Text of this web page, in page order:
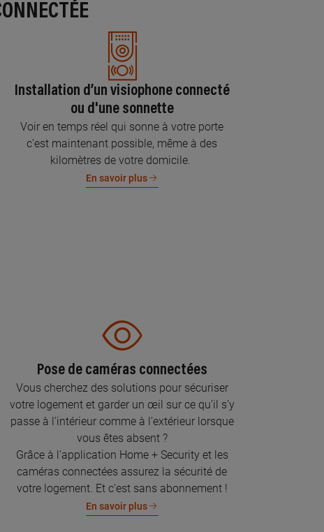
Installation d’un visiophone connecté
ou d'une sonnette
Voir en temps réel qui sonne à votre porte
c’est maintenant possible, même à des
kilomètres de votre domicile.
En savoir plus
Pose de caméras connectées
Vous cherchez des solutions pour sécuriser
votre logement et garder un œil sur ce qu’il s’y
passe à l’intérieur comme à l’extérieur lorsque
vous êtes absent ?
Grâce à l'application Home + Security et les
caméras connectées assurez la sécurité de
votre logement. Et c'est sans abonnement !
En savoir plus